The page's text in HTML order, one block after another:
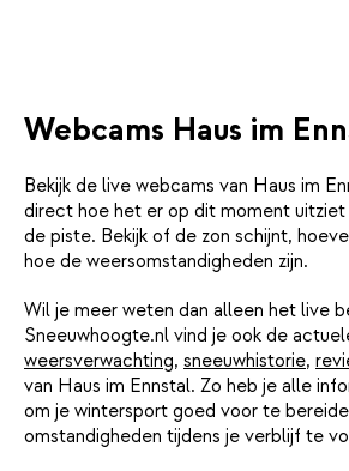
Webcams Haus im
Bekijk de live webcams van Haus im
direct hoe het er op dit moment uitziet
de piste. Bekijk of de zon schijnt,
hoe de weersomstandigheden zijn.
Wil je meer weten dan alleen het live
Sneeuwhoogte.nl vind je ook de
weersverwachting, sneeuwhistorie,
van Haus im Ennstal. Zo heb je alle
om je wintersport goed voor te
omstandigheden tijdens je verblijf te